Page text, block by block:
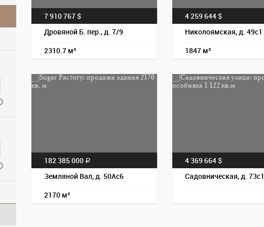
7 910 767 $
Дровяной Б. пер., д. 7/9
2310.7 м²
4 259 644 $
Николоямская, д. 49с1
1847 м²
182 385 000 a
Земляной Вал, д. 50Ас6
2170 м²
4 369 664 $
Садовническая, д. 73с1